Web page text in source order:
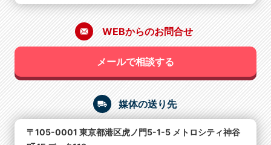
WEBからのお問合せ
メールで相談する
媒体の送り先
〒105-0001 東京都港区虎ノ門5-1-5 メトロシティ神谷